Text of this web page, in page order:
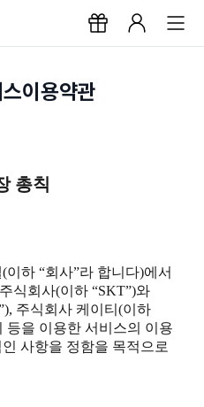
이용약관
총칙
하 “회사”라 합니다)에서
식회사(이하 “SKT”)와
주식회사 케이티(이하
을 이용한 서비스의 이용
사항을 정함을 목적으로